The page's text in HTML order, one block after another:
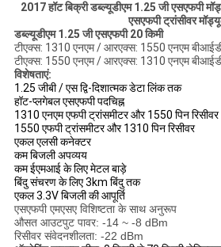
2017 हॉट बिक्री डब्ल्यूडीएम 1.25 जी एसएफपी
एसएफपी ट्रांसीवर
डब्ल्यूडीएम 1.25 जी एसएफपी 20 किमी
टीएक्स: 1310 एनएम / आरएक्स: 1550 एनएम
टीएक्स: 1550 एनएम / आरएक्स: 1310 एनएम
विशेषताएं:
1.25 जीबी / एस द्वि-दिशात्मक डेटा लिंक तक
हॉट-प्लगेबल एसएफपी पदचिह्न
1310 एनएम एफपी ट्रांसमीटर और 1550 पिन रिसीवर
1550 एफपी ट्रांसमीटर और 1310 पिन रिसीवर
एकल एलसी कनेक्टर
कम बिजली अपव्यय
कम ईएमआई के लिए मेटल बाड़े
बिंदु संचरण के लिए 3km बिंदु तक
एकल 3.3V बिजली की आपूर्ति
एसएफपी एमएसए विशिष्टता के साथ अनुरूप
औसत आउटपुट पावर: -14 ~ -8 dBm
रिसीवर संवेदनशीलता: -22 dBm